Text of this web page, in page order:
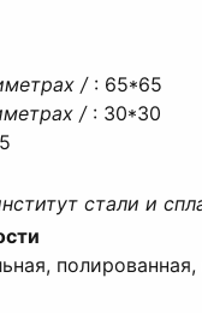
/ : 65*65
/ : 30*30
стали и
полированная,